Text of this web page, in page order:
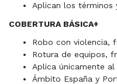
Aplican los términos
COBERTURA BÁSICA+
Robo con violencia,
Rotura de equipos,
Aplica únicamente
Ámbito España y